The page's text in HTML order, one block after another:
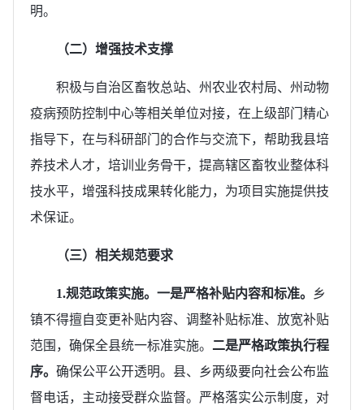
明。
（二）增强技术支撑
积极与自治区畜牧总站、州农业农村局、州动物
疫病预防控制中心等相关单位对接，在上级部门精心
指导下，在与科研部门的合作与交流下，帮助我县培
养技术人才，培训业务骨干，提高辖区畜牧业整体科
技水平，增强科技成果转化能力，为项目实施提供技
术保证。
（三）相关规范要求
1.规范政策实施。 一是严格补贴内容和标准。
乡
镇不得擅自变更补贴内容、调整补贴标准、放宽补贴
范围，确保全县统一标准实施。 二是严格政策执行程
序。 确保公平公开透明。县、乡两级要向社会公布监
督电话，主动接受群众监督。严格落实公示制度，对